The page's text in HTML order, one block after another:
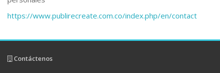
https://www.publirecreate.com.co/index.php/en/contact
Contáctenos